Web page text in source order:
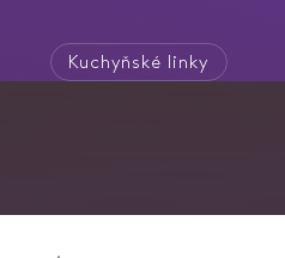
Kuchyňské linky